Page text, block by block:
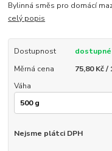
Bylinná směs pro domácí
celý popis
Dostupnost
dostupné
Měrná cena
75,80 Kč /
Váha
Nejsme plátci DPH